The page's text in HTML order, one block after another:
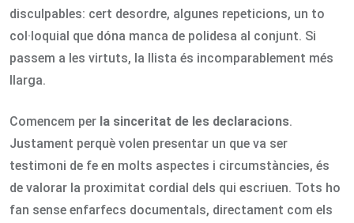
disculpables: cert desordre, algunes repeticions, un to
col·loquial que dóna manca de polidesa al conjunt. Si
passem a les virtuts, la llista és incomparablement més
llarga.
Comencem per la sinceritat de les declaracions.
Justament perquè volen presentar un que va ser
testimoni de fe en molts aspectes i circumstàncies, és
de valorar la proximitat cordial dels qui escriuen. Tots ho
fan sense enfarfecs documentals, directament com els